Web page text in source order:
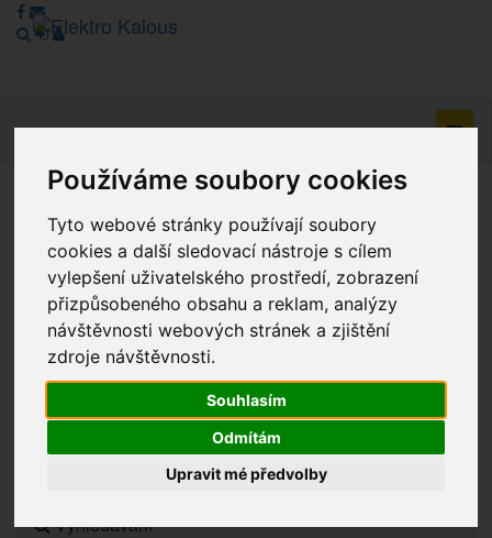
Používáme soubory cookies
Tyto webové stránky používají soubory
cookies a další sledovací nástroje s cílem
vylepšení uživatelského prostředí, zobrazení
přizpůsobeného obsahu a reklam, analýzy
návštěvnosti webových stránek a zjištění
zdroje návštěvnosti.
Souhlasím
Odmítám
Upravit mé předvolby
Vážení zákazníci, v tuto chvíli je Náš internetový obchod v
režimu Katalogu. Objednávky on-line nyní nelze vyřídit.
Děkujeme za pochopení.
Výprodej
Vyhledávání